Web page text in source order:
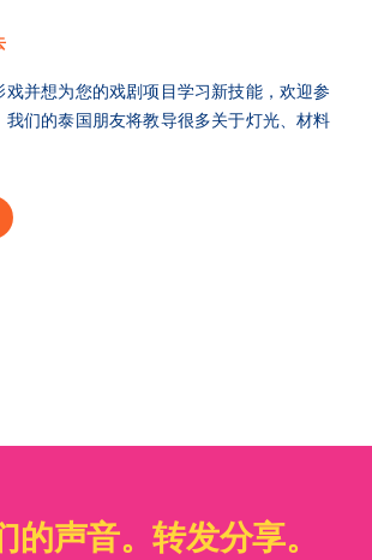
并想为您的戏剧项目学习新技能，欢迎参
我们的泰国朋友将教导很多关于灯光、材料
的声音。转发分享。